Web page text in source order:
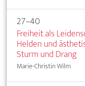
27–40
Freiheit als
Helden und
Sturm und Drang
Marie-Christin Wilm